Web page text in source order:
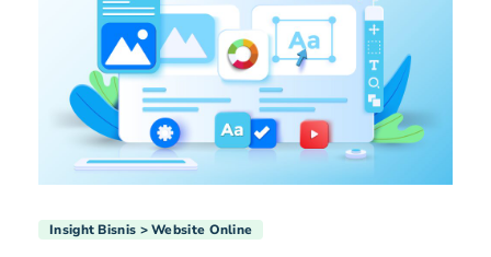
Insight Bisnis Website Online